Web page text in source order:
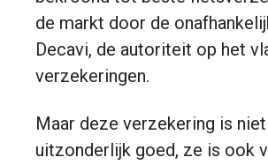
de markt door de
Decavi, de autoriteit op het
verzekeringen.
Maar deze verzekering is
uitzonderlijk goed, ze is ook